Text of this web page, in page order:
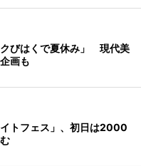
びはくで夏休み」 現代美
画も
トフェス」、初日は2000